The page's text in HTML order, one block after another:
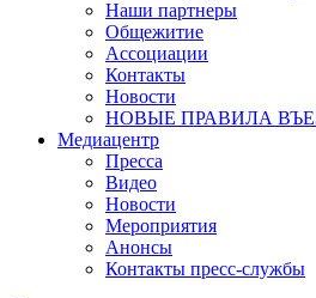
Наши партнеры
Общежитие
Ассоциации
Контакты
Новости
НОВЫЕ ПРАВИЛА
Медиацентр
Пресса
Видео
Новости
Мероприятия
Анонсы
Контакты пресс-службы